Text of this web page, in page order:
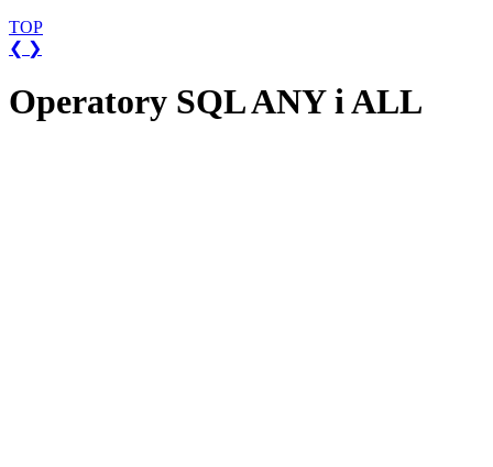
TOP
❮ ❯
Operatory SQL ANY i ALL